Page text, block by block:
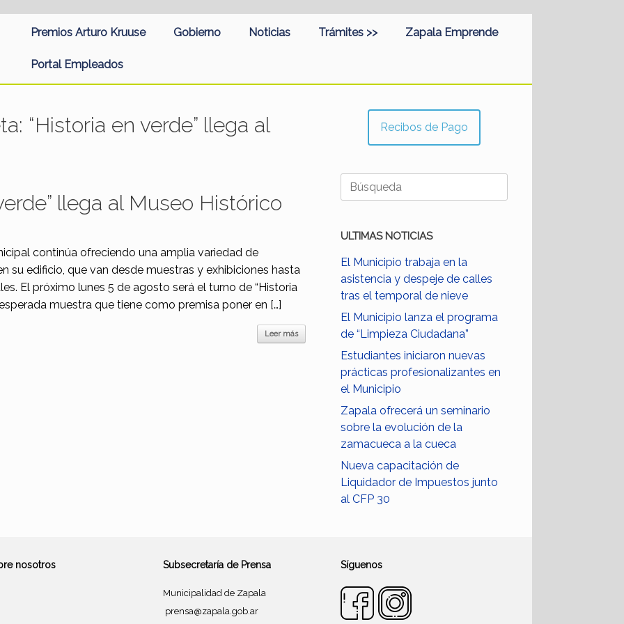
Premios Arturo Kruuse Gobierno Noticias Trámites >> Zapala Emprende
Portal Empleados
“Historia en verde” llega al
llega al Museo Histórico
continúa ofreciendo una amplia variedad de
su edificio, que van desde muestras y exhibiciones hasta
El próximo lunes 5 de agosto será el turno de “Historia
muestra que tiene como premisa poner en […]
Leer más
Recibos de Pago
Buscar:
ULTIMAS NOTICIAS
El Municipio trabaja en la
asistencia y despeje de calles
tras el temporal de nieve
El Municipio lanza el programa
de “Limpieza Ciudadana”
Estudiantes iniciaron nuevas
prácticas profesionalizantes en
el Municipio
Zapala ofrecerá un seminario
sobre la evolución de la
zamacueca a la cueca
Nueva capacitación de
Liquidador de Impuestos junto
al CFP 30
nosotros Subsecretaría de Prensa
Municipalidad de Zapala
prensa@zapala.gob.ar
Síguenos